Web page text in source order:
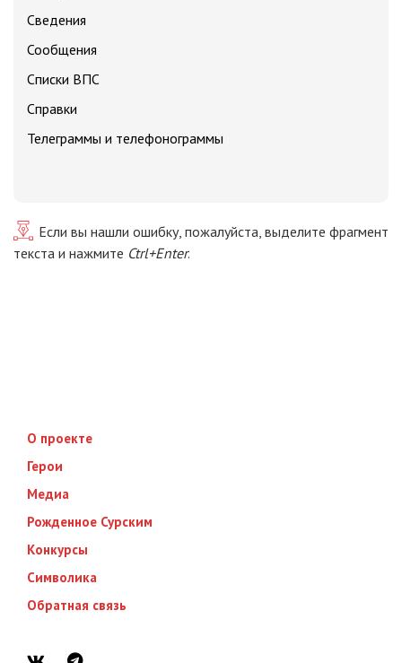
Сведения
Сообщения
Списки ВПС
Справки
Телеграммы и телефонограммы
Если вы нашли ошибку, пожалуйста, выделите фрагмент
текста и нажмите Ctrl+Enter.
О проекте
Герои
Медиа
Рожденное Сурским
Конкурсы
Символика
Обратная связь